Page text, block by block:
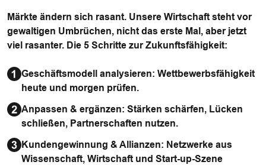
Märkte ändern sich rasant. Unsere Wirtschaft steht vor
gewaltigen Umbrüchen, nicht das erste Mal, aber jetzt
viel rasanter. Die 5 Schritte zur Zukunftsfähigkeit:
Geschäftsmodell analysieren: Wettbewerbsfähigkeit
heute und morgen prüfen.
Anpassen & ergänzen: Stärken schärfen, Lücken
schließen, Partnerschaften nutzen.
Kundengewinnung & Allianzen: Netzwerke aus
Wissenschaft, Wirtschaft und Start-up-Szene